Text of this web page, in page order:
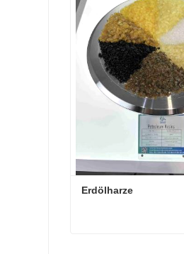
Kontaktieren Sie
Erdölharze